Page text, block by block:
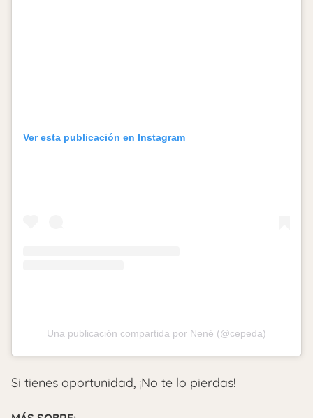
Ver esta publicación en Instagram
Una publicación compartida por Nené (@cepeda)
Si tienes oportunidad, ¡No te lo pierdas!